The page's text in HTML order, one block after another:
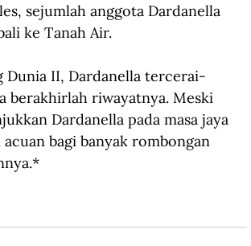
sejumlah anggota Dardanella
ke Tanah Air.
Dunia II, Dardanella tercerai-
berakhirlah riwayatnya. Meski
Dardanella pada masa jaya
bagi banyak rombongan
*